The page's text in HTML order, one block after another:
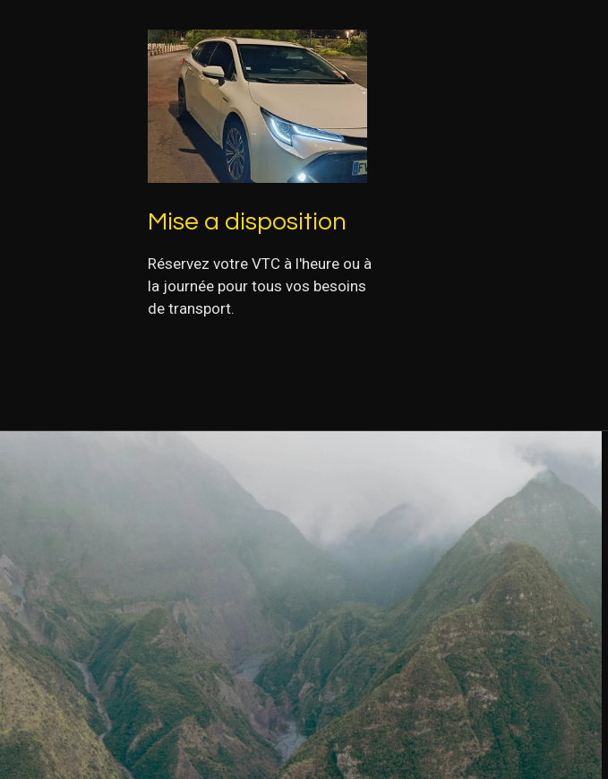
Mise a disposition
Réservez votre VTC à l'heure ou à
la journée pour tous vos besoins
de transport.